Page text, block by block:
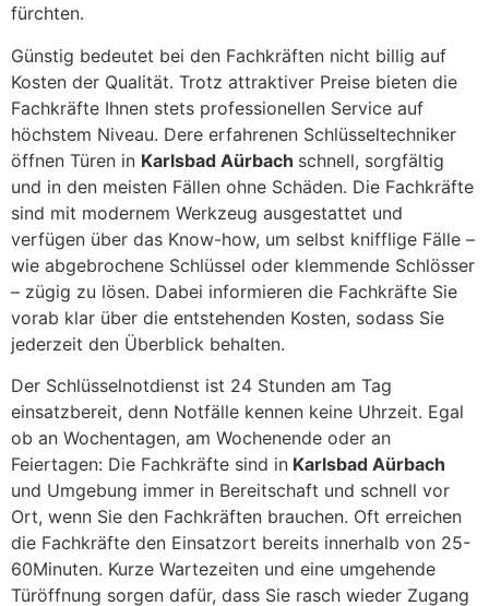
fürchten.
Günstig bedeutet bei den Fachkräften nicht billig auf
Kosten der Qualität. Trotz attraktiver Preise bieten die
Fachkräfte Ihnen stets professionellen Service auf
höchstem Niveau. Dere erfahrenen Schlüsseltechniker
öffnen Türen in Karlsbad Aürbach schnell, sorgfältig
und in den meisten Fällen ohne Schäden. Die Fachkräfte
sind mit modernem Werkzeug ausgestattet und
verfügen über das Know-how, um selbst knifflige Fälle –
wie abgebrochene Schlüssel oder klemmende Schlösser
– zügig zu lösen. Dabei informieren die Fachkräfte Sie
vorab klar über die entstehenden Kosten, sodass Sie
jederzeit den Überblick behalten.
Der Schlüsselnotdienst ist 24 Stunden am Tag
einsatzbereit, denn Notfälle kennen keine Uhrzeit. Egal
ob an Wochentagen, am Wochenende oder an
Feiertagen: Die Fachkräfte sind in Karlsbad Aürbach
und Umgebung immer in Bereitschaft und schnell vor
Ort, wenn Sie den Fachkräften brauchen. Oft erreichen
die Fachkräfte den Einsatzort bereits innerhalb von 25-
60Minuten. Kurze Wartezeiten und eine umgehende
Türöffnung sorgen dafür, dass Sie rasch wieder Zugang